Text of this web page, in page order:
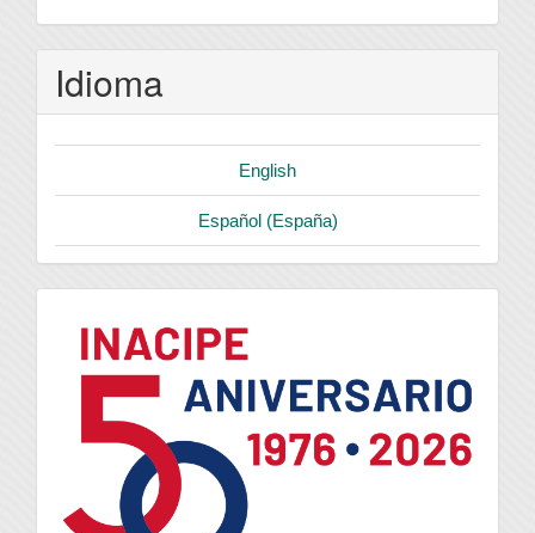
Idioma
English
Español (España)
logo